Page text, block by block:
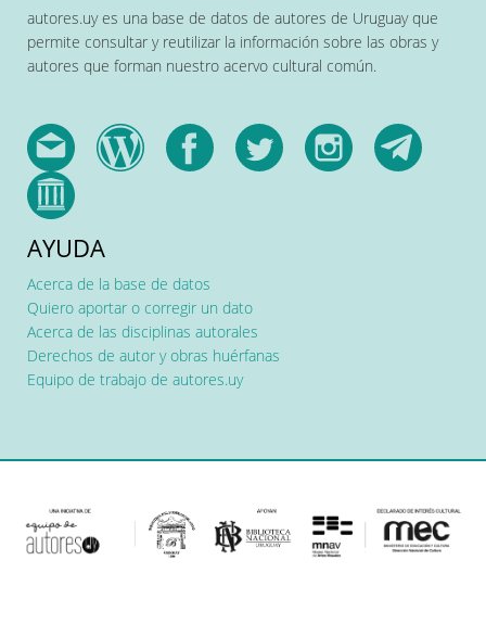
autores.uy es una base de datos de autores de Uruguay que
permite consultar y reutilizar la información sobre las obras y
autores que forman nuestro acervo cultural común.
AYUDA
Acerca de la base de datos
Quiero aportar o corregir un dato
Acerca de las disciplinas autorales
Derechos de autor y obras huérfanas
Equipo de trabajo de autores.uy